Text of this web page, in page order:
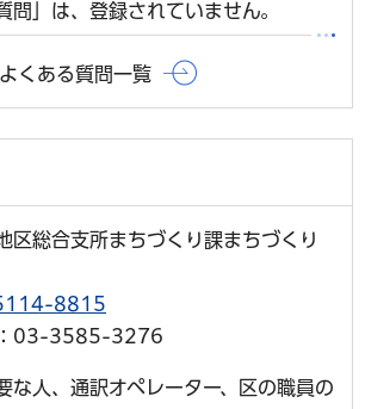
問」は、登録されていません。
よくある質問一覧
区総合支所まちづくり課まちづくり
8815
：03-3585-3276
な人、通訳オペレーター、区の職員の